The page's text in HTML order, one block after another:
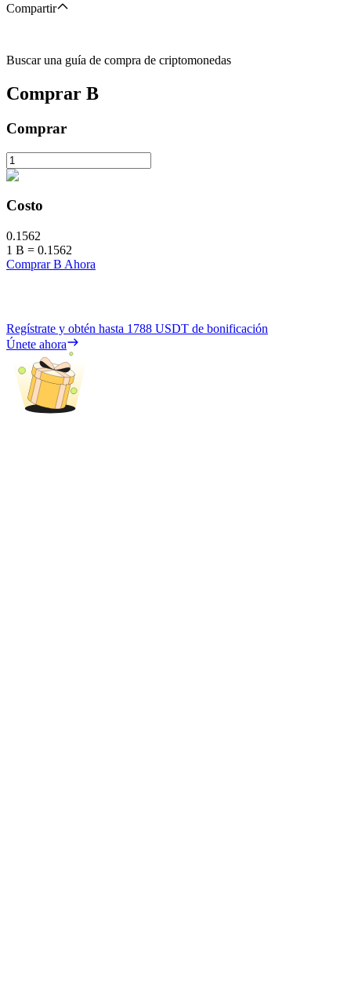
Compartir
Buscar una guía de compra de criptomonedas
Comprar B
Comprar
Costo
0.1562
1 B = 0.1562
Comprar B Ahora
Regístrate y obtén hasta 1788 USDT de bonificación
Únete ahora